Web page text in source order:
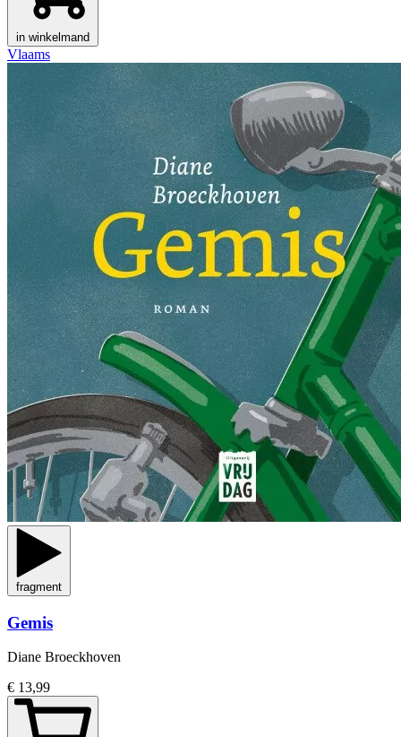
in winkelmand
Vlaams
fragment
Gemis
Diane Broeckhoven
€ 13,99